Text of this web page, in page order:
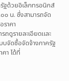
ฐด้วยอิเล็กทรอนิกส์
๐ น. ซึ่งสามารถจัด
ราคา
ดูรายละเอียดและ
บจัดซื้อจัดจ้างภาครัฐ
า ได้ที่